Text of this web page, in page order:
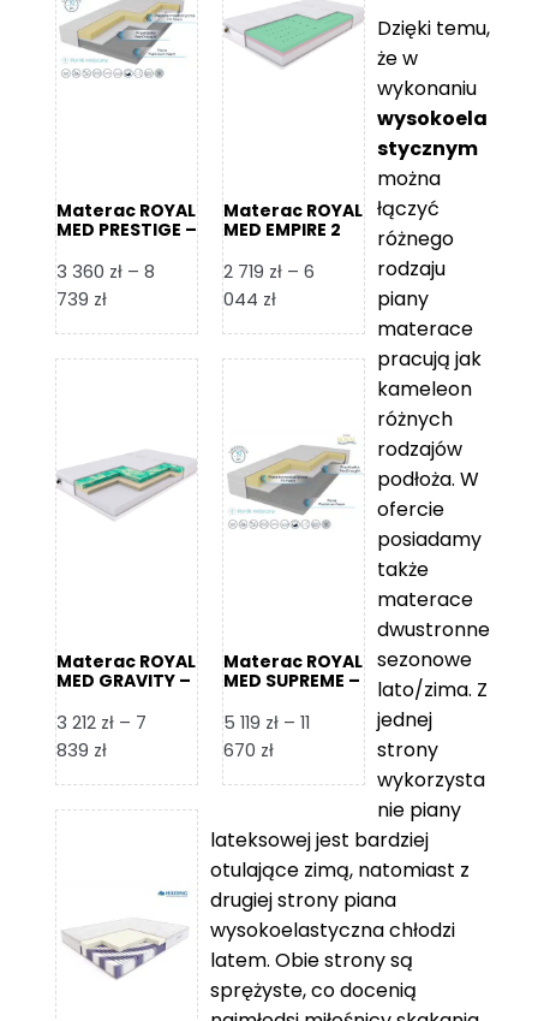
7
000 zł
8
865 zł
Materac ROYAL
MED PRESTIGE –
3 360 zł – 8
739 złZakres
od
8
739 zł
Materac ROYAL
MED EMPIRE 2
2 719 zł – 6
044 złZakres
od
6
044 zł
Materac ROYAL
MED GRAVITY –
3 212 zł – 7
839 złZakres
od
839 zł
Materac ROYAL
MED SUPREME –
5 119 zł – 11
670 złZakres
5
119 zł
do
670 zł
Dzięki temu,
że w
wykonaniu
wysokoela
stycznym
można
łączyć
różnego
rodzaju
piany
materace
pracują jak
kameleon
różnych
rodzajów
podłoża. W
ofercie
posiadamy
także
materace
dwustronne
sezonowe
lato/zima. Z
jednej
strony
wykorzysta
nie piany
lateksowej jest bardziej
otulające zimą, natomiast z
drugiej strony piana
wysokoelastyczna chłodzi
latem. Obie strony są
sprężyste, co docenią